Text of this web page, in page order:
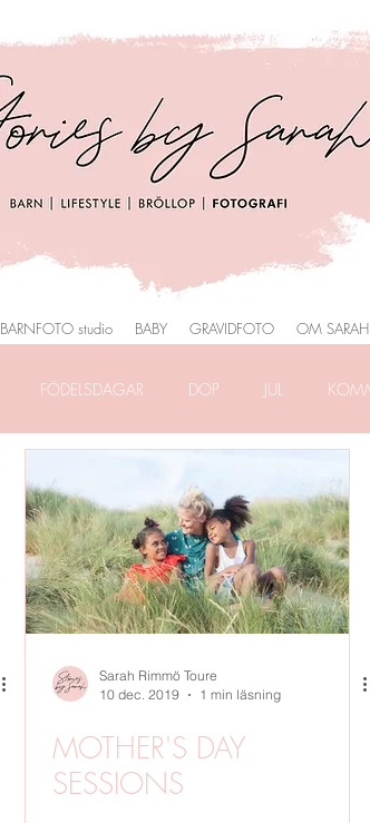
FÖDELSDAGAR DOP JUL
UTOMHUSFOTO PORTRÄTT VÅR
Sarah Rimmö Toure
10 dec. 2019
1 min läsning
MOTHER'S DAY
SESSIONS
BARNFOTO studio BABY GRAVIDFOTO OM SARAH